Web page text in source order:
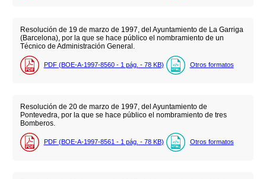
Resolución de 19 de marzo de 1997, del Ayuntamiento de La Garriga
(Barcelona), por la que se hace público el nombramiento de un
Técnico de Administración General.
PDF (BOE-A-1997-8560 - 1 pág. - 78 KB) Otros formatos
Resolución de 20 de marzo de 1997, del Ayuntamiento de
Pontevedra, por la que se hace público el nombramiento de tres
Bomberos.
PDF (BOE-A-1997-8561 - 1 pág. - 78 KB) Otros formatos